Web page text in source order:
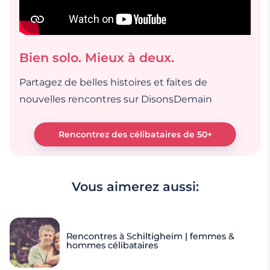
Bien solo. Mieux à deux.
Partagez de belles histoires et faites de
nouvelles rencontres sur DisonsDemain
Rencontrez des célibataires de 50+
Vous aimerez aussi:
Rencontres à Schiltigheim | femmes &
hommes célibataires